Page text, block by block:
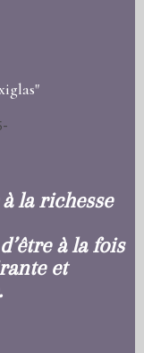
la richesse
à la fois
et